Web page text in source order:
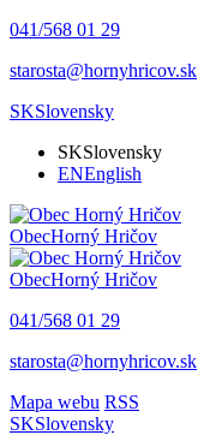
041/568 01 29
starosta@hornyhricov.sk
SKSlovensky
SKSlovensky
ENEnglish
ObecHorný Hričov
ObecHorný Hričov
041/568 01 29
starosta@hornyhricov.sk
Mapa webu RSS
SKSlovensky